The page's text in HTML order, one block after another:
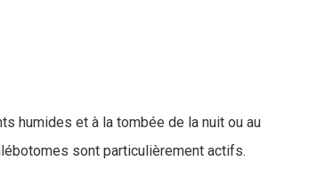
humides et à la tombée de la nuit ou au
sont particulièrement actifs.